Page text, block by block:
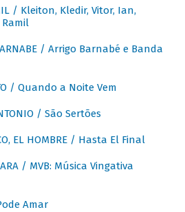
/ Kleiton, Kledir, Vitor, Ian,
/ Arrigo Barnabé e Banda
/ Quando a Noite Vem
/ São Sertões
EL HOMBRE / Hasta El Final
/ MVB: Música Vingativa
Amar